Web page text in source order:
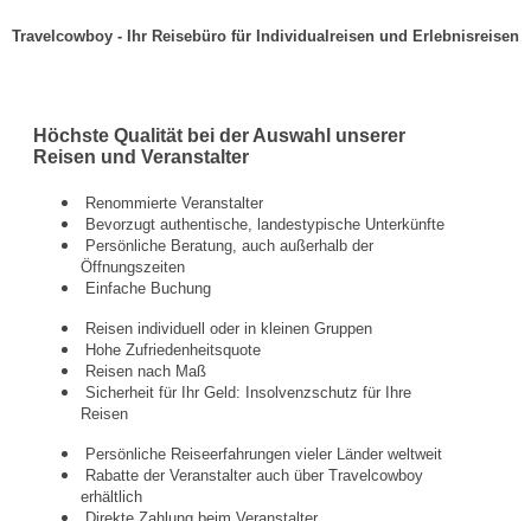
Travelcowboy - Ihr Reisebüro für Individualreisen und Erlebnisreisen
Höchste Qualität bei der Auswahl unserer
Reisen und Veranstalter
Renommierte Veranstalter
Bevorzugt authentische, landestypische Unterkünfte
Persönliche Beratung, auch außerhalb der
Öffnungszeiten
Einfache Buchung
Reisen individuell oder in kleinen Gruppen
Hohe Zufriedenheitsquote
Reisen nach Maß
Sicherheit für Ihr Geld: Insolvenzschutz für Ihre
Reisen
Persönliche Reiseerfahrungen vieler Länder weltweit
Rabatte der Veranstalter auch über Travelcowboy
erhältlich